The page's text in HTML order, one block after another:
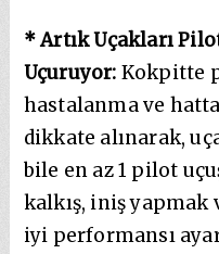
* Artık Uçakları
Uçuruyor: Kokpitte
hastalanma ve
dikkate alınarak,
bile en az 1 pilot
kalkış, iniş yapmak
iyi performansı